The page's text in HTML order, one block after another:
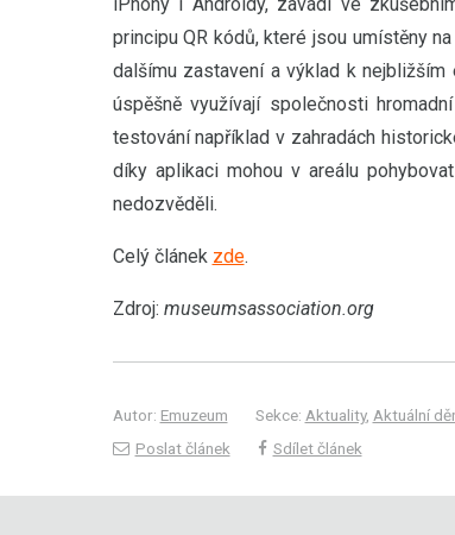
principu QR kódů, které jsou umístěny
dalšímu zastavení a výklad k
úspěšně využívají společnosti
testování například v zahradách
díky aplikaci mohou v areálu
nedozvěděli.
Celý článek zde.
Zdroj: museumsassociation.org
Autor: Emuzeum Sekce: Aktuality, Aktuální
Poslat článek
Sdílet článek